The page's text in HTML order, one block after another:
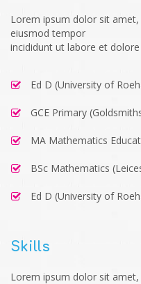
Lorem ipsum dolor sit
eiusmod tempor
incididunt ut labore et
Ed D (University of
GCE Primary
MA Mathematics
BSc Mathematics
Ed D (University of
Skills
Lorem ipsum dolor sit